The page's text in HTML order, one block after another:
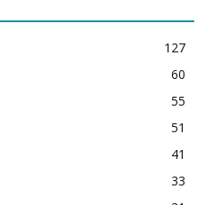
127
60
55
51
41
33